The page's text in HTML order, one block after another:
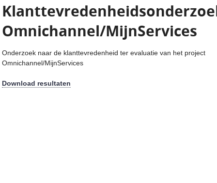
Omnichannel/MijnServices
Onderzoek naar de klanttevredenheid ter evaluatie van het project
Omnichannel/MijnServices
Download resultaten